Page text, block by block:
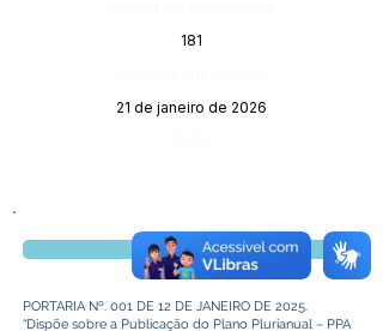
181
21 de janeiro de 2026
Visualizar
PORTARIA Nº. 001 DE 12 DE JANEIRO DE 2025.
“Dispõe sobre a Publicação do Plano Plurianual – PPA